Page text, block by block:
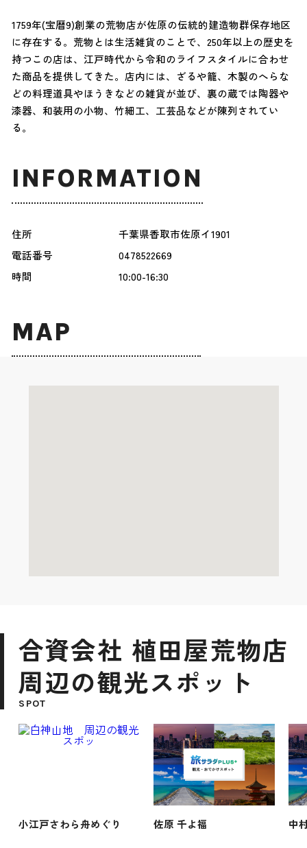
1759年(宝暦9)創業の荒物店が佐原の伝統的建造物群保存地区
に存在する。荒物とは生活雑貨のことで、250年以上の歴史を
持つこの店は、江戸時代から令和のライフスタイルに合わせ
た商品を提供してきた。店内には、ざるや籠、木製のへらな
どの料理道具やほうきなどの雑貨が並び、裏の蔵では陶器や
漆器、和装用の小物、竹細工、工芸品などが陳列されてい
る。
INFORMATION
住所
千葉県香取市佐原イ1901
電話番号
0478522669
時間
10:00-16:30
MAP
合資会社 植田屋荒物店
周辺の観光スポット
SPOT
小江戸さわら舟めぐり 佐原 千よ福 中